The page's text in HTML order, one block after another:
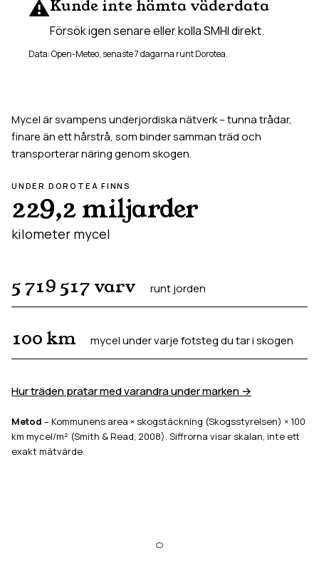
⚠️Kunde inte hämta väderdata
Försök igen senare eller kolla SMHI direkt.
Data: Open-Meteo, senaste 7 dagarna runtDorotea.
Mycel är svampens underjordiska nätverk – tunna trådar,
finare än ett hårstrå, som binder samman träd och
transporterar näring genom skogen.
UNDER DOROTEA FINNS
229,2 miljarder
kilometer mycel
5 719 517 varv runt jorden
100 km mycel under varje fotsteg du tar i skogen
Hur träden pratar med varandra under marken →
Metod – Kommunens area × skogstäckning (Skogsstyrelsen) × 100
km mycel/m² (Smith & Read, 2008). Siffrorna visar skalan, inte ett
exakt mätvärde.